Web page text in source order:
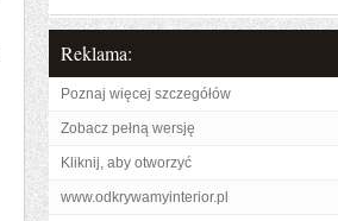
Reklama:
Poznaj więcej szczegółów
Zobacz pełną wersję
Kliknij, aby otworzyć
www.odkrywamyinterior.pl